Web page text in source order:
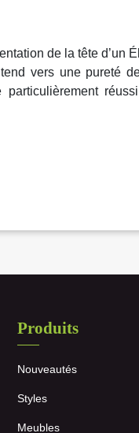
de la tête d’un
vers une pureté
particulièrement
Produits
Nouveautés
Styles
Meubles